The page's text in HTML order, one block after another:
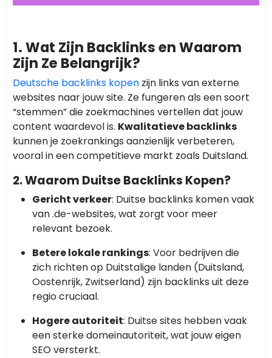
1. Wat Zijn Backlinks en Waarom
Zijn Ze Belangrijk?
Deutsche backlinks kopen zijn links van externe
websites naar jouw site. Ze fungeren als een soort
“stemmen” die zoekmachines vertellen dat jouw
content waardevol is. Kwalitatieve backlinks
kunnen je zoekrankings aanzienlijk verbeteren,
vooral in een competitieve markt zoals Duitsland.
2. Waarom Duitse Backlinks Kopen?
Gericht verkeer: Duitse backlinks komen vaak
van .de-websites, wat zorgt voor meer
relevant bezoek.
Betere lokale rankings: Voor bedrijven die
zich richten op Duitstalige landen (Duitsland,
Oostenrijk, Zwitserland) zijn backlinks uit deze
regio cruciaal.
Hogere autoriteit: Duitse sites hebben vaak
een sterke domeinautoriteit, wat jouw eigen
SEO versterkt.